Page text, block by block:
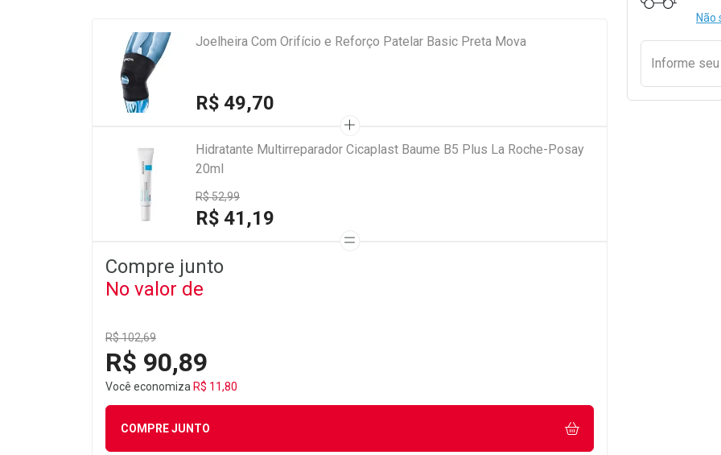
Não
Informe seu
Joelheira Com Orifício e Reforço Patelar Basic Preta Mova
R$ 49,70
Hidratante Multirreparador Cicaplast Baume B5 Plus La Roche-Posay
20ml
R$ 52,99
R$ 41,19
Compre junto
No valor de
R$ 102,69
R$ 90,89
Você economiza R$ 11,80
COMPRE JUNTO